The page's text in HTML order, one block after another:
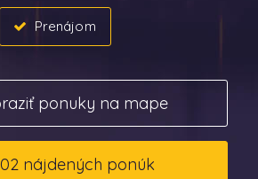
Prenájom
ponuky na mape
nájdených ponúk